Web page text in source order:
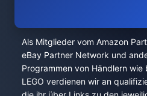
Als Mitglieder vom Amazon
eBay Partner Network und
Programmen von Händlern wie
LEGO verdienen wir an